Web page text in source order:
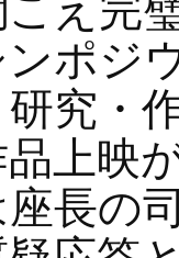
こえ完
ポジ
研究・
品上映
長の